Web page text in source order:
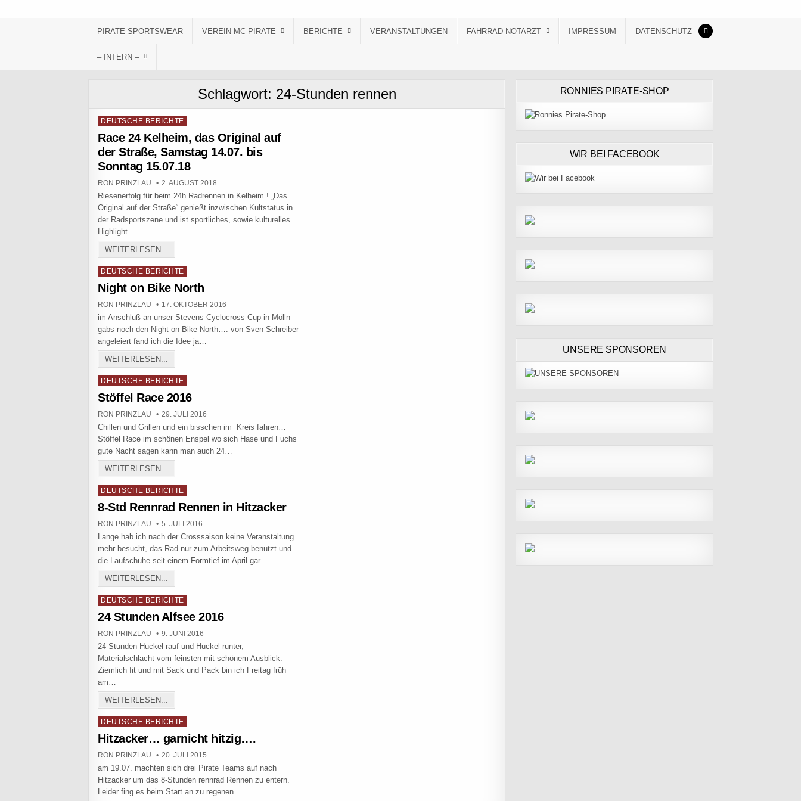
PIRATE-SPORTSWEAR VEREIN MC PIRATE BERICHTE VERANSTALTUNGEN FAHRRAD NOTARZT IMPRESSUM DATENSCHUTZ
– INTERN –
Schlagwort: 24-Stunden rennen
Posted in
DEUTSCHE BERICHTE
Race 24 Kelheim, das Original auf
der Straße, Samstag 14.07. bis
Sonntag 15.07.18
AUTHOR:
RON PRINZLAU PUBLISHED DATE:
2. AUGUST 2018
Riesenerfolg für beim 24h Radrennen in Kelheim ! „Das
Original auf der Straße“ genießt inzwischen Kultstatus in
der Radsportszene und ist sportliches, sowie kulturelles
Highlight…
WEITERLESEN...
Posted in
DEUTSCHE BERICHTE
Night on Bike North
AUTHOR:
RON PRINZLAU PUBLISHED DATE:
17. OKTOBER 2016
im Anschluß an unser Stevens Cyclocross Cup in Mölln
gabs noch den Night on Bike North…. von Sven Schreiber
angeleiert fand ich die Idee ja…
WEITERLESEN...
Posted in
DEUTSCHE BERICHTE
Stöffel Race 2016
AUTHOR:
RON PRINZLAU PUBLISHED DATE:
29. JULI 2016
Chillen und Grillen und ein bisschen im Kreis fahren…
Stöffel Race im schönen Enspel wo sich Hase und Fuchs
gute Nacht sagen kann man auch 24…
WEITERLESEN...
Posted in
DEUTSCHE BERICHTE
8-Std Rennrad Rennen in Hitzacker
AUTHOR:
RON PRINZLAU PUBLISHED DATE:
5. JULI 2016
Lange hab ich nach der Crosssaison keine Veranstaltung
mehr besucht, das Rad nur zum Arbeitsweg benutzt und
die Laufschuhe seit einem Formtief im April gar…
WEITERLESEN...
Posted in
DEUTSCHE BERICHTE
24 Stunden Alfsee 2016
AUTHOR:
RON PRINZLAU PUBLISHED DATE:
9. JUNI 2016
24 Stunden Huckel rauf und Huckel runter,
Materialschlacht vom feinsten mit schönem Ausblick.
Ziemlich fit und mit Sack und Pack bin ich Freitag früh
am…
WEITERLESEN...
Posted in
DEUTSCHE BERICHTE
Hitzacker… garnicht hitzig….
AUTHOR:
RON PRINZLAU PUBLISHED DATE:
20. JULI 2015
am 19.07. machten sich drei Pirate Teams auf nach
Hitzacker um das 8-Stunden rennrad Rennen zu entern.
Leider fing es beim Start an zu regenen…
RONNIES PIRATE-SHOP
WIR BEI FACEBOOK
UNSERE SPONSOREN